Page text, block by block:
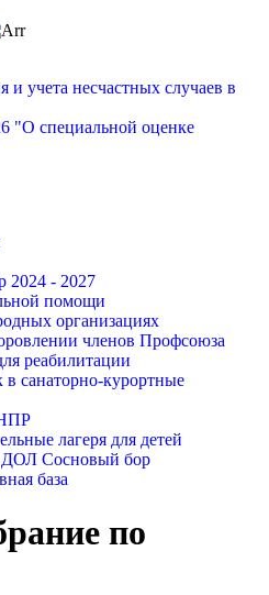
и учета несчастных случаев в
"О специальной оценке
2024 - 2027
помощи
организациях
членов Профсоюза
реабилитации
санаторно-курортные
лагеря для детей
ДОЛ Сосновый бор
база
по